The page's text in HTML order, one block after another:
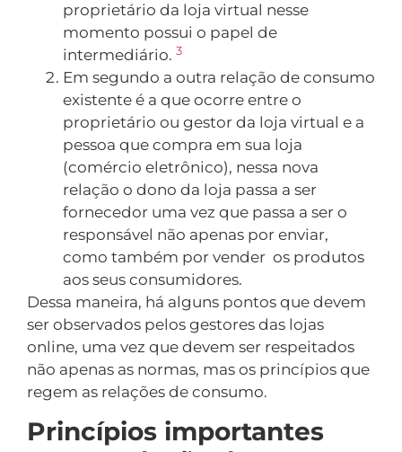
proprietário da loja virtual nesse
momento possui o papel de
intermediário. 3
Em segundo a outra relação de consumo
existente é a que ocorre entre o
proprietário ou gestor da loja virtual e a
pessoa que compra em sua loja
(comércio eletrônico), nessa nova
relação o dono da loja passa a ser
fornecedor uma vez que passa a ser o
responsável não apenas por enviar,
como também por vender os produtos
aos seus consumidores.
Dessa maneira, há alguns pontos que devem
ser observados pelos gestores das lojas
online, uma vez que devem ser respeitados
não apenas as normas, mas os princípios que
regem as relações de consumo.
Princípios importantes